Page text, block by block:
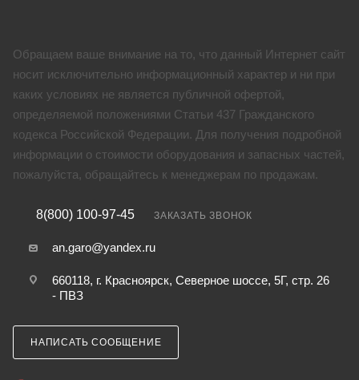
Обращаем ваше внимание на то, что данный Интернет сайт
носит исключительно информационный характер и ни при
каких условиях не является публичной офертой,
определяемой положениями Статьи 437 Гражданского
кодекса Российской Федерации. Для получения подробной
информации о стоимости оборудования и запасных частей,
пожалуйста, обращайтесь к менеджерам по продажам.
8(800) 100-97-45 ЗАКАЗАТЬ ЗВОНОК
an.garo@yandex.ru
660118, г. Красноярск, Северное шоссе, 5Г, стр. 26
- ПВЗ
НАПИСАТЬ СООБЩЕНИЕ